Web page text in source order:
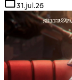
31.jul.26